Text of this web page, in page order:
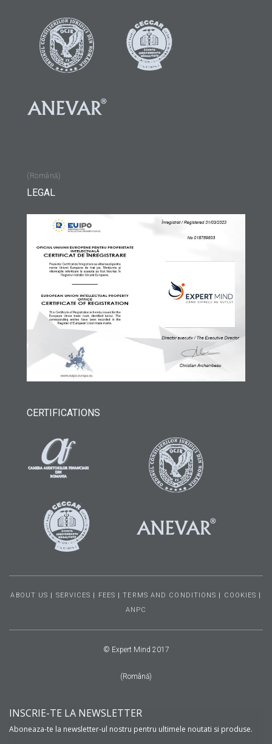
(Română)
LEGAL
CERTIFICATIONS
ABOUT US | SERVICES | FEES |TERMS AND CONDITIONS | COOKIES |
ANPC
© Expert Mind 2017
(Română)